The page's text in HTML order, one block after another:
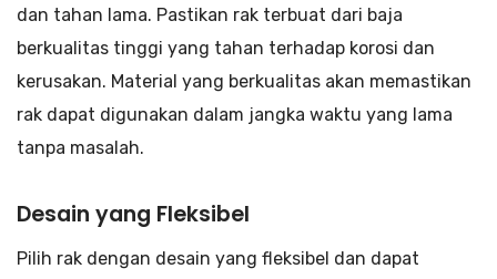
dan tahan lama. Pastikan rak terbuat dari baja
berkualitas tinggi yang tahan terhadap korosi dan
kerusakan. Material yang berkualitas akan memastikan
rak dapat digunakan dalam jangka waktu yang lama
tanpa masalah.
Desain yang Fleksibel
Pilih rak dengan desain yang fleksibel dan dapat